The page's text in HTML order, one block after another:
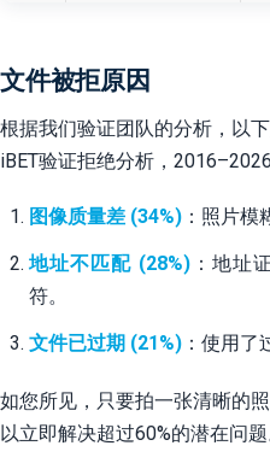
文件被拒原因
根据我们验证团队的分析，以
iBET验证拒绝分析，2016–2026
图像质量差 (34%) ：照片模
地址不匹配 (28%)：地址
符。
文件已过期 (21%) ：使用了
如您所见，只要拍一张清晰的
以立即解决超过60%的潜在问题